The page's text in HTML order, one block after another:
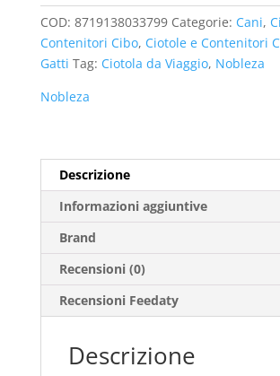
Nobleza
COD: 8719138033799 Categorie: Cani,
Contenitori Cibo, Ciotole e Contenitori
Gatti Tag: Ciotola da Viaggio, Nobleza
Nobleza
Descrizione
Informazioni aggiuntive
Brand
Recensioni (0)
Recensioni Feedaty
Descrizione